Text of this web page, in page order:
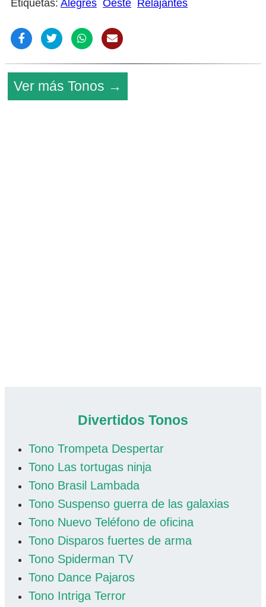
Etiquetas: Alegres Oeste Relajantes
Ver más Tonos →
Divertidos Tonos
Tono Trompeta Despertar
Tono Las tortugas ninja
Tono Brasil Lambada
Tono Suspenso guerra de las galaxias
Tono Nuevo Teléfono de oficina
Tono Disparos fuertes de arma
Tono Spiderman TV
Tono Dance Pajaros
Tono Intriga Terror